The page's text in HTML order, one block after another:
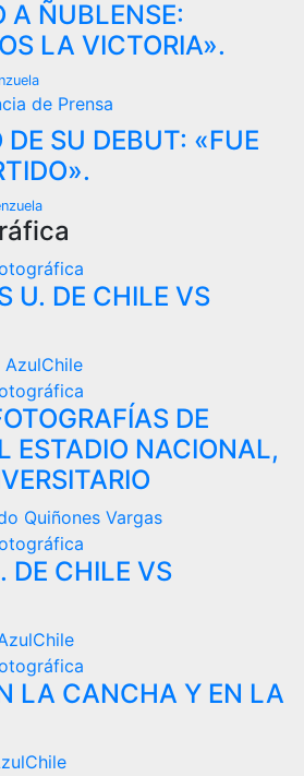
A ÑUBLENSE:
LA VICTORIA».
de Prensa
DE SU DEBUT: «FUE
U. DE CHILE VS
AzulChile
DE
ESTADIO NACIONAL,
Quiñones Vargas
DE CHILE VS
LA CANCHA Y EN LA